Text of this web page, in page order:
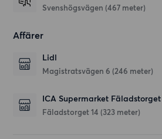
Svenshögsvägen (467 meter)
Affärer
Lidl
Magistratsvägen 6 (246 meter)
ICA Supermarket Fäladstorget
Fäladstorget 14 (323 meter)